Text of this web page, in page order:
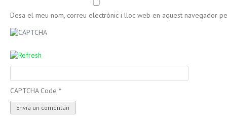
Desa el meu nom, correu electrònic i lloc web en aquest navegador
CAPTCHA Code *